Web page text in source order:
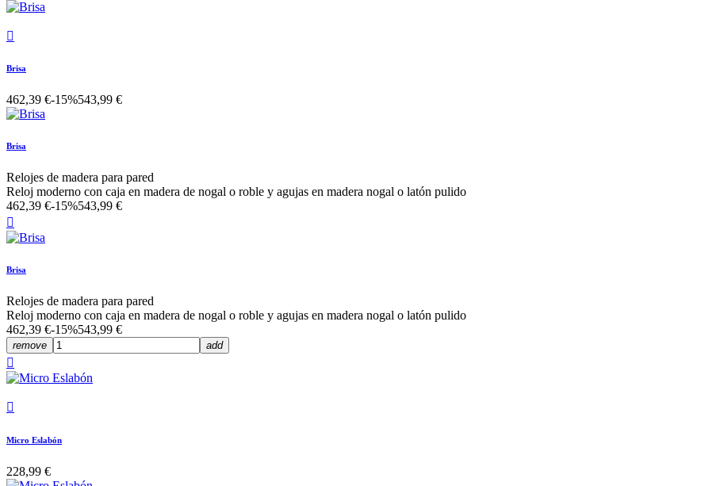

Brisa
462,39 €-15%543,99 €
Brisa
Relojes de madera para pared
Reloj moderno con caja en madera de nogal o roble y agujas en madera nogal o latón pulido
462,39 €-15%543,99 €

Brisa
Relojes de madera para pared
Reloj moderno con caja en madera de nogal o roble y agujas en madera nogal o latón pulido
462,39 €-15%543,99 €
remove add


Micro Eslabón
228,99 €